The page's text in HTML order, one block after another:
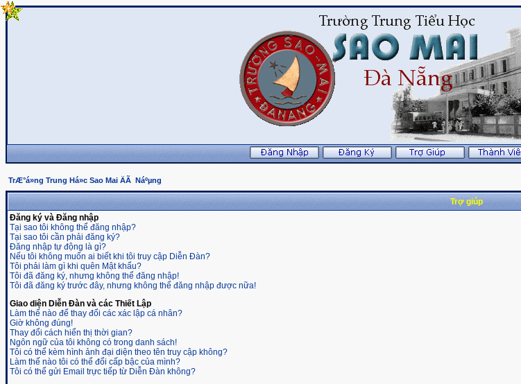
TrÆ°á»ng Trung Há»c Sao Mai ÄÃ Náºµng
Trợ giúp
Đăng ký và Đăng nhập
Tại sao tôi không thể đăng nhập?
Tại sao tôi cần phải đăng ký?
Đăng nhập tự động là gì?
Nếu tôi không muốn ai biết khi tôi truy cập Diễn Đàn?
Tôi phải làm gì khi quên Mật khẩu?
Tôi đã đăng ký, nhưng không thể đăng nhập!
Tôi đã đăng ký trước đây, nhưng không thể đăng nhập được nữa!
Giao diện Diễn Đàn và các Thiết Lập
Làm thế nào để thay đổi các xác lập cá nhân?
Giờ không đúng!
Thay đổi cách hiển thị thời gian?
Ngôn ngữ của tôi không có trong danh sách!
Tôi có thể kèm hình ảnh đại diện theo tên truy cập không?
Làm thế nào tôi có thể đổi cấp bậc của mình?
Tôi có thể gửi Email trực tiếp từ Diễn Đàn không?